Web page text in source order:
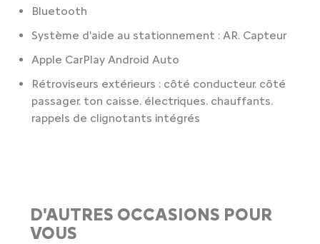
Bluetooth
Système d'aide au stationnement : AR. Capteur
Apple CarPlay Android Auto
Rétroviseurs extérieurs : côté conducteur. côté
passager. ton caisse. électriques. chauffants.
rappels de clignotants intégrés
D'AUTRES OCCASIONS POUR
VOUS